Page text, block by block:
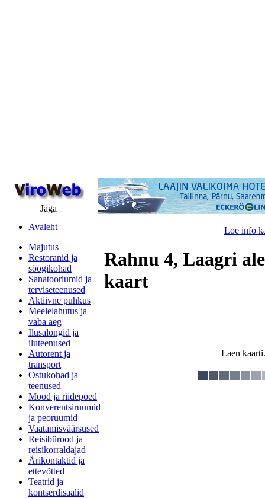
Jaga
Avaleht
Majutus
Restoranid ja
söögikohad
Sanatooriumid ja
terviseteenused
Aktiivne puhkus
Meelelahutus ja
vaba aeg
Ilusalongid ja
iluteenused
Autorent ja
transport
Ostukohad ja
teenused
Mood ja riidepoed
Konverentsiruumid
ja peoruumid
Vaatamisväärsused
Reisibürood ja
reisikorraldajad
Ärikontaktid ja
ettevõtted
Teatrid ja
kontserdisaalid
Loe info
Rahnu 4, Laagri
kaart
Laen